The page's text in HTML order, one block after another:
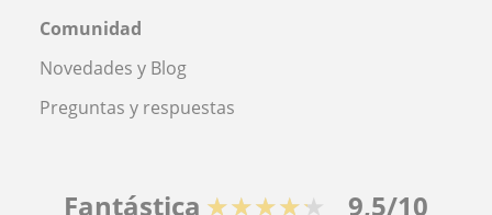
Comunidad
Novedades y Blog
Preguntas y respuestas
Fantástica ★★★★★ 9,5/10